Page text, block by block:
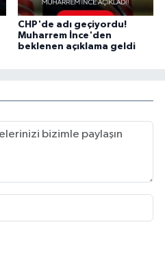
CHP'de adı geçiyordu!
Muharrem İnce'den
beklenen açıklama geldi